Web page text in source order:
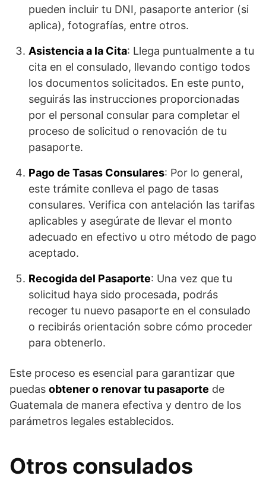
pueden incluir tu DNI, pasaporte anterior (si
aplica), fotografías, entre otros.
Asistencia a la Cita: Llega puntualmente a tu
cita en el consulado, llevando contigo todos
los documentos solicitados. En este punto,
seguirás las instrucciones proporcionadas
por el personal consular para completar el
proceso de solicitud o renovación de tu
pasaporte.
Pago de Tasas Consulares: Por lo general,
este trámite conlleva el pago de tasas
consulares. Verifica con antelación las tarifas
aplicables y asegúrate de llevar el monto
adecuado en efectivo u otro método de pago
aceptado.
Recogida del Pasaporte: Una vez que tu
solicitud haya sido procesada, podrás
recoger tu nuevo pasaporte en el consulado
o recibirás orientación sobre cómo proceder
para obtenerlo.
Este proceso es esencial para garantizar que
puedas obtener o renovar tu pasaporte de
Guatemala de manera efectiva y dentro de los
parámetros legales establecidos.
Otros consulados